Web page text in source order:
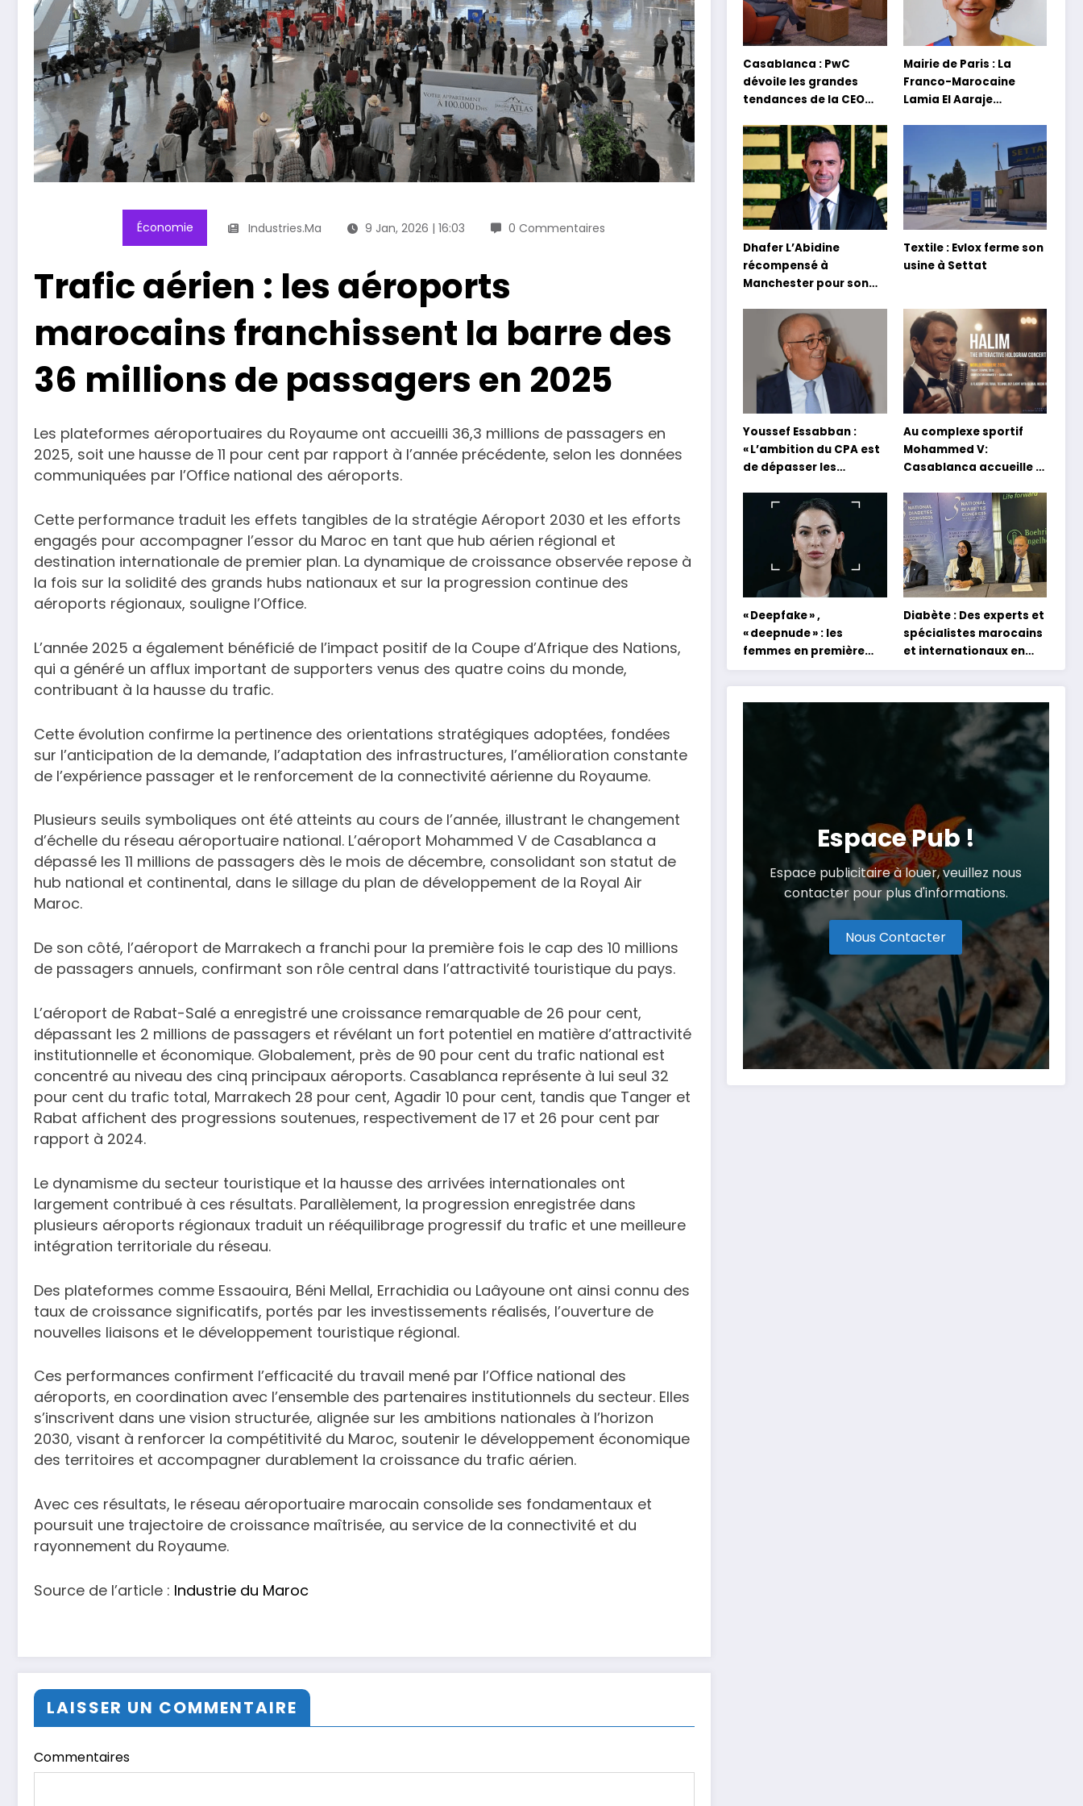
Économie Industries.ma 9 Jan, 2026 | 16:03 0 Commentaires
Trafic aérien : les aéroports
marocains franchissent la barre des
36 millions de passagers en 2025
Les plateformes aéroportuaires du Royaume ont accueilli 36,3 millions de passagers en
2025, soit une hausse de 11 pour cent par rapport à l’année précédente, selon les données
communiquées par l’Office national des aéroports.
Cette performance traduit les effets tangibles de la stratégie Aéroport 2030 et les efforts
engagés pour accompagner l’essor du Maroc en tant que hub aérien régional et
destination internationale de premier plan. La dynamique de croissance observée repose à
la fois sur la solidité des grands hubs nationaux et sur la progression continue des
aéroports régionaux, souligne l’Office.
L’année 2025 a également bénéficié de l’impact positif de la Coupe d’Afrique des Nations,
qui a généré un afflux important de supporters venus des quatre coins du monde,
contribuant à la hausse du trafic.
Cette évolution confirme la pertinence des orientations stratégiques adoptées, fondées
sur l’anticipation de la demande, l’adaptation des infrastructures, l’amélioration constante
de l’expérience passager et le renforcement de la connectivité aérienne du Royaume.
Plusieurs seuils symboliques ont été atteints au cours de l’année, illustrant le changement
d’échelle du réseau aéroportuaire national. L’aéroport Mohammed V de Casablanca a
dépassé les 11 millions de passagers dès le mois de décembre, consolidant son statut de
hub national et continental, dans le sillage du plan de développement de la Royal Air
Maroc.
De son côté, l’aéroport de Marrakech a franchi pour la première fois le cap des 10 millions
de passagers annuels, confirmant son rôle central dans l’attractivité touristique du pays.
L’aéroport de Rabat-Salé a enregistré une croissance remarquable de 26 pour cent,
dépassant les 2 millions de passagers et révélant un fort potentiel en matière d’attractivité
institutionnelle et économique. Globalement, près de 90 pour cent du trafic national est
concentré au niveau des cinq principaux aéroports. Casablanca représente à lui seul 32
pour cent du trafic total, Marrakech 28 pour cent, Agadir 10 pour cent, tandis que Tanger et
Rabat affichent des progressions soutenues, respectivement de 17 et 26 pour cent par
rapport à 2024.
Le dynamisme du secteur touristique et la hausse des arrivées internationales ont
largement contribué à ces résultats. Parallèlement, la progression enregistrée dans
plusieurs aéroports régionaux traduit un rééquilibrage progressif du trafic et une meilleure
intégration territoriale du réseau.
Des plateformes comme Essaouira, Béni Mellal, Errachidia ou Laâyoune ont ainsi connu des
taux de croissance significatifs, portés par les investissements réalisés, l’ouverture de
nouvelles liaisons et le développement touristique régional.
Ces performances confirment l’efficacité du travail mené par l’Office national des
aéroports, en coordination avec l’ensemble des partenaires institutionnels du secteur. Elles
s’inscrivent dans une vision structurée, alignée sur les ambitions nationales à l’horizon
2030, visant à renforcer la compétitivité du Maroc, soutenir le développement économique
des territoires et accompagner durablement la croissance du trafic aérien.
Avec ces résultats, le réseau aéroportuaire marocain consolide ses fondamentaux et
poursuit une trajectoire de croissance maîtrisée, au service de la connectivité et du
rayonnement du Royaume.
Source de l’article : Industrie du Maroc
LAISSER UN COMMENTAIRE
Commentaires
Casablanca : PwC
dévoile les grandes
tendances de la CEO
Mairie de Paris : La
Franco-Marocaine
Lamia El Aaraje
Dhafer L’Abidine
récompensé à
Manchester pour son
Textile : Evlox ferme son
usine à Settat
Youssef Essabban :
« L’ambition du CPA est
de dépasser les
et académiques de
formation en
s’appuyant sur le
partage des
expériences »
Au complexe sportif
Mohammed V:
Casablanca accueille la
concert holographique
d’Abdel Halim Hafez
« Deepfake » ,
« deepnude » : les
femmes en première
ligne face aux dangers
de l’intelligence
artificielle
Diabète : Des experts et
spécialistes marocains
et internationaux en
conclave à Tanger
Espace Pub !
Espace publicitaire à louer, veuillez nous
contacter pour plus d'informations.
Nous Contacter